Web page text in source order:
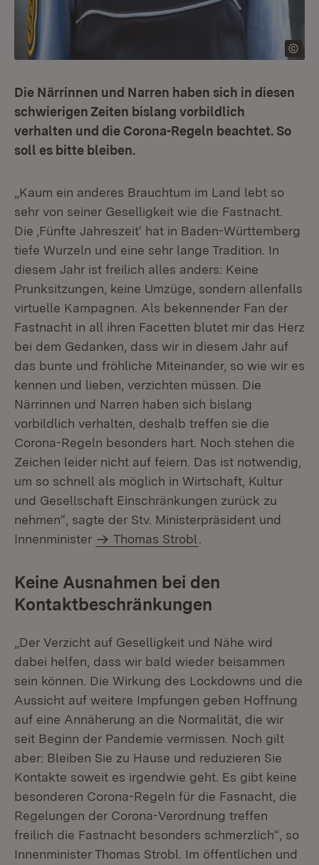
Die Närrinnen und Narren haben sich in diesen
schwierigen Zeiten bislang vorbildlich
verhalten und die Corona-Regeln beachtet. So
soll es bitte bleiben.
„Kaum ein anderes Brauchtum im Land lebt so
sehr von seiner Geselligkeit wie die Fastnacht.
Die ‚Fünfte Jahreszeit‘ hat in Baden-Württemberg
tiefe Wurzeln und eine sehr lange Tradition. In
diesem Jahr ist freilich alles anders: Keine
Prunksitzungen, keine Umzüge, sondern allenfalls
virtuelle Kampagnen. Als bekennender Fan der
Fastnacht in all ihren Facetten blutet mir das Herz
bei dem Gedanken, dass wir in diesem Jahr auf
das bunte und fröhliche Miteinander, so wie wir es
kennen und lieben, verzichten müssen. Die
Närrinnen und Narren haben sich bislang
vorbildlich verhalten, deshalb treffen sie die
Corona-Regeln besonders hart. Noch stehen die
Zeichen leider nicht auf feiern. Das ist notwendig,
um so schnell als möglich in Wirtschaft, Kultur
und Gesellschaft Einschränkungen zurück zu
nehmen“, sagte der Stv. Ministerpräsident und
Innenminister
Thomas Strobl
Keine Ausnahmen bei den
Kontaktbeschränkungen
„Der Verzicht auf Geselligkeit und Nähe wird
dabei helfen, dass wir bald wieder beisammen
sein können. Die Wirkung des Lockdowns und die
Aussicht auf weitere Impfungen geben Hoffnung
auf eine Annäherung an die Normalität, die wir
seit Beginn der Pandemie vermissen. Noch gilt
aber: Bleiben Sie zu Hause und reduzieren Sie
Kontakte soweit es irgendwie geht. Es gibt keine
besonderen Corona-Regeln für die Fasnacht, die
Regelungen der Corona-Verordnung treffen
freilich die Fastnacht besonders schmerzlich“, so
Innenminister Thomas Strobl. Im öffentlichen und